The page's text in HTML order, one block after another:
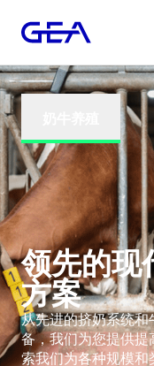
领先的现
方案
从先进的挤奶系统和
备，我们为您提供
索我们为各种规模